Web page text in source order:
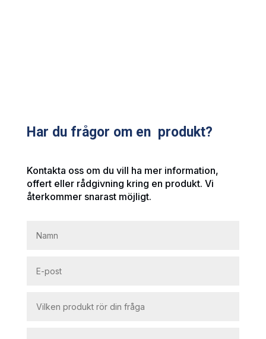
Har du frågor om en produkt?
Kontakta oss om du vill ha mer information,
offert eller rådgivning kring en produkt. Vi
återkommer snarast möjligt.